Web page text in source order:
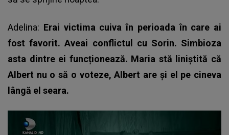
Adelina: Erai victima cuiva în perioada în care ai
fost favorit. Aveai conflictul cu Sorin. Simbioza
asta dintre ei funcționează. Maria stă liniştită că
Albert nu o să o voteze, Albert are și el pe cineva
lângă el seara.